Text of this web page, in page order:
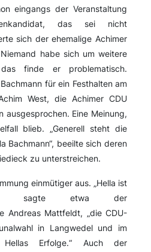
eingangs der Veranstaltung
das sei nicht
sich der ehemalige Achimer
habe sich um weitere
finde er problematisch.
für ein Festhalten am
West, die Achimer CDU
ausgesprochen. Eine Meinung,
blieb. „Generell steht die
Bachmann“, beeilte sich deren
zu unterstreichen.
einmütiger aus. „Hella ist
sagte etwa der
Andreas Mattfeldt, „die CDU-
in Langwedel und im
Erfolge.“ Auch der